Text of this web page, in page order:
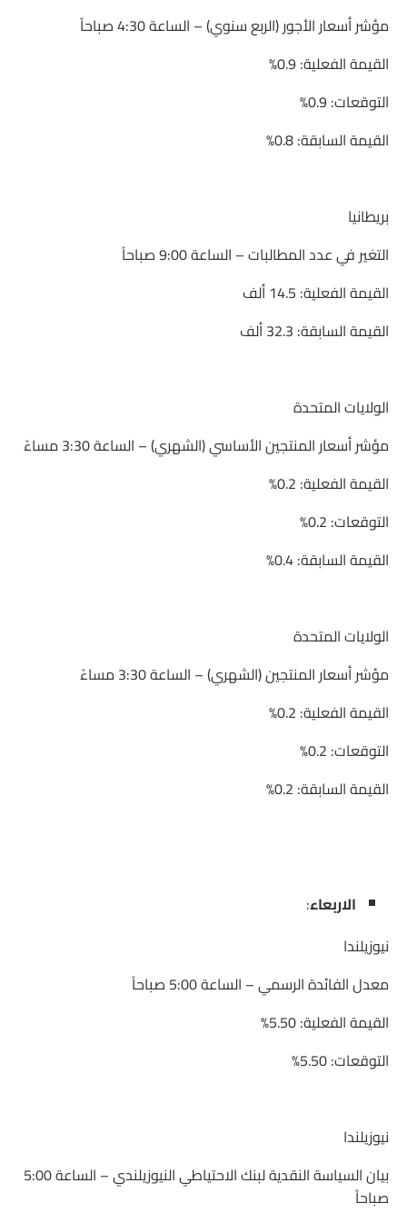
مؤشر أسعار الأجور (الربع سنوي) – الساعة 4:30 صباحاً
القيمة الفعلية: 0.9%
التوقعات: 0.9%
القيمة السابقة: 0.8%
بريطانيا
التغير في عدد المطالبات – الساعة 9:00 صباحاً
القيمة الفعلية: 14.5 ألف
القيمة السابقة: 32.3 ألف
الولايات المتحدة
مؤشر أسعار المنتجين الأساسي (الشهري) – الساعة 3:30 مساءً
القيمة الفعلية: 0.2%
التوقعات: 0.2%
القيمة السابقة: 0.4%
الولايات المتحدة
مؤشر أسعار المنتجين (الشهري) – الساعة 3:30 مساءً
القيمة الفعلية: 0.2%
التوقعات: 0.2%
القيمة السابقة: 0.2%
الاربعاء:
نيوزيلندا
معدل الفائدة الرسمي – الساعة 5:00 صباحاً
القيمة الفعلية: 5.50%
التوقعات: 5.50%
نيوزيلندا
بيان السياسة النقدية لبنك الاحتياطي النيوزيلندي – الساعة 5:00
صباحاً